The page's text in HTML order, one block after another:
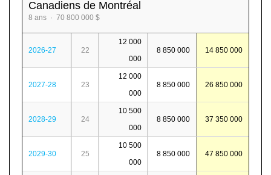
Canadiens de Montréal
8 ans · 70 800 000 $
2026-27 22
12 000
000
8 850 000 14 850 000
2027-28 23
12 000
000
8 850 000 26 850 000
2028-29 24
10 500
000
8 850 000 37 350 000
2029-30 25
10 500
000
8 850 000 47 850 000